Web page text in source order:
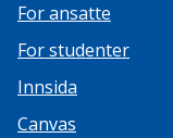
For ansatte
For studenter
Innsida
Canvas